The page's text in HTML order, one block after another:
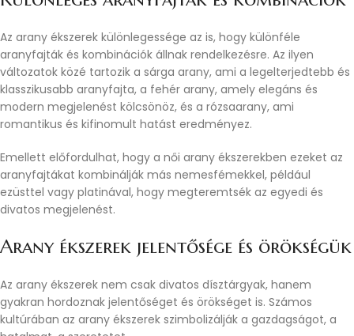
14 K sárga arany női vésett karika fülbevaló
Női ékszer, Női arany ékszer, Női arany fülbevaló
86.700Ft